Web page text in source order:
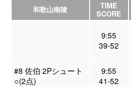
和歌山南陵
TIME
SCORE
9:55
39-52
#8 佐伯 2Pシュート
○(2点)
9:55
41-52